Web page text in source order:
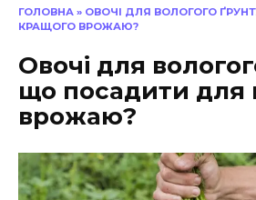
ГОЛОВНА » ОВОЧІ ДЛЯ ВОЛОГОГО
КРАЩОГО ВРОЖАЮ?
Овочі для
що посадити для
врожаю?